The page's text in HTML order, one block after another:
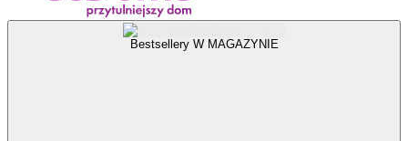
Bestsellery W MAGAZYNIE